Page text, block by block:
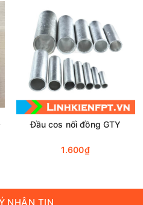
0.56 inh 4.5-30V.
Đầu cos nối đồng GTY
1.600₫
NHẬN TIN